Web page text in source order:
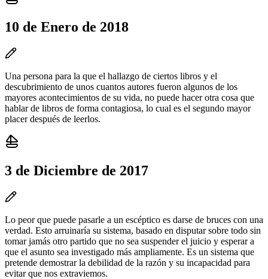
10 de Enero de 2018
Una persona para la que el hallazgo de ciertos libros y el
descubrimiento de unos cuantos autores fueron algunos de los
mayores acontecimientos de su vida, no puede hacer otra cosa que
hablar de libros de forma contagiosa, lo cual es el segundo mayor
placer después de leerlos.
3 de Diciembre de 2017
Lo peor que puede pasarle a un escéptico es darse de bruces con una
verdad. Esto arruinaría su sistema, basado en disputar sobre todo sin
tomar jamás otro partido que no sea suspender el juicio y esperar a
que el asunto sea investigado más ampliamente. Es un sistema que
pretende demostrar la debilidad de la razón y su incapacidad para
evitar que nos extraviemos.